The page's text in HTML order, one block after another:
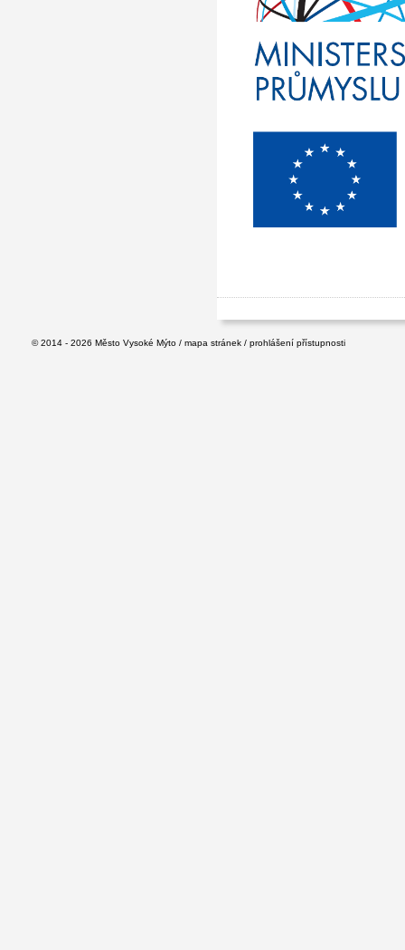
© 2014 - 2026 Město Vysoké Mýto / mapa stránek / prohlášení přístupnosti